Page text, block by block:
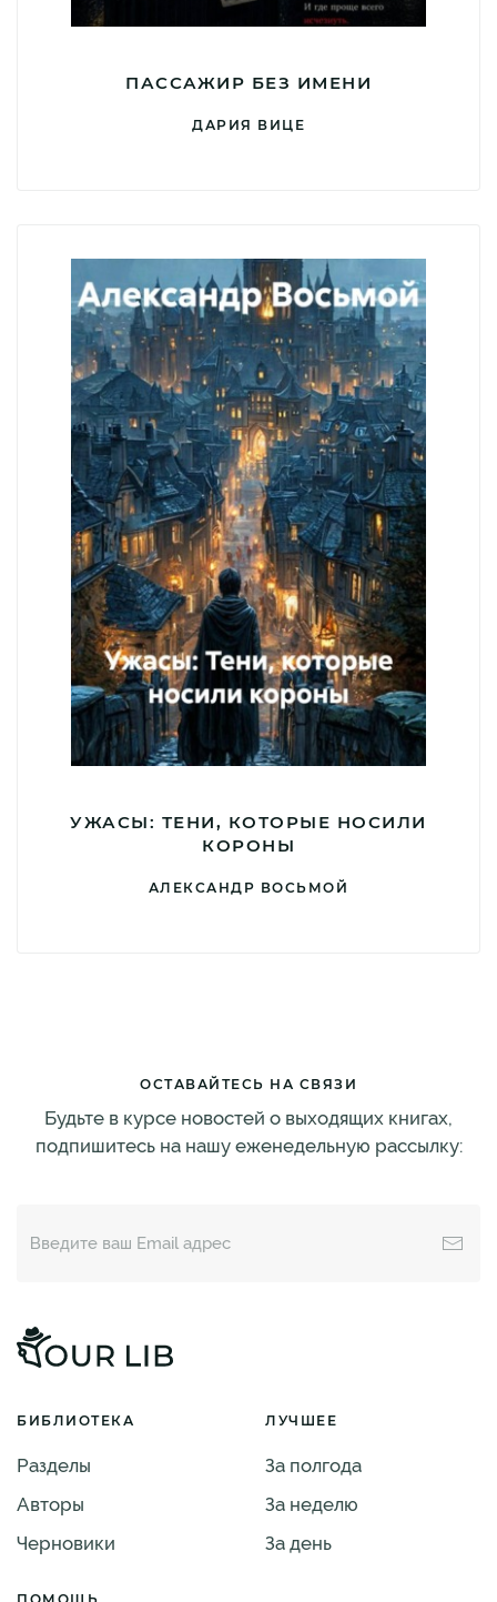
ПАССАЖИР БЕЗ ИМЕНИ
ДАРИЯ ВИЦЕ
УЖАСЫ: ТЕНИ, КОТОРЫЕ НОСИЛИ
КОРОНЫ
АЛЕКСАНДР ВОСЬМОЙ
ОСТАВАЙТЕСЬ НА СВЯЗИ
Будьте в курсе новостей о выходящих книгах,
подпишитесь на нашу еженедельную рассылку:
БИБЛИОТЕКА
Разделы
Авторы
Черновики
ЛУЧШЕЕ
За полгода
За неделю
За день